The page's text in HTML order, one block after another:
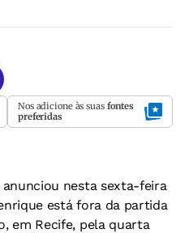
Nos adicione às suas fontes
preferidas
nesta sexta-feira
está fora da partida
em Recife, pela quarta